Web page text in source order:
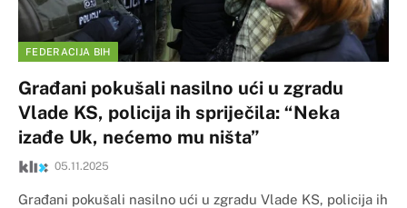
FEDERACIJA BIH
Građani pokušali nasilno ući u zgradu
Vlade KS, policija ih spriječila: “Neka
izađe Uk, nećemo mu ništa”
05.11.2025
Građani pokušali nasilno ući u zgradu Vlade KS, policija ih